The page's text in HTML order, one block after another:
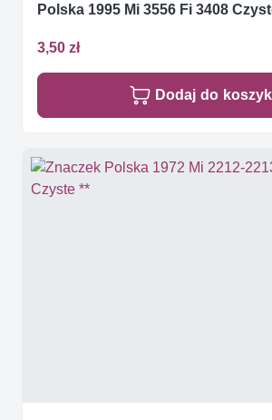
Polska 1995 Mi 3556 Fi 3408
3,50 zł
Dodaj do